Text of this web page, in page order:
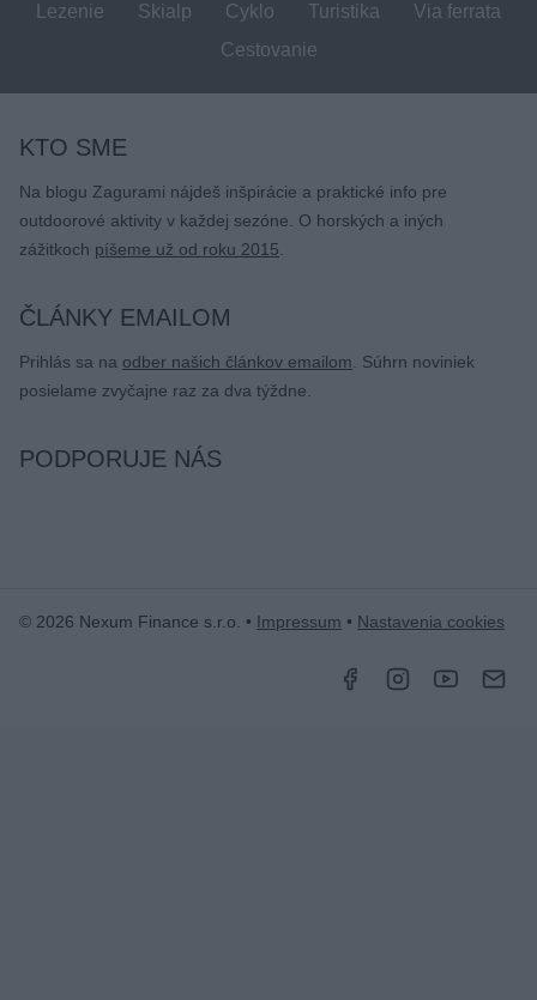
Lezenie Skialp Cyklo Turistika
Via ferrata
Cestovanie
KTO SME
Na blogu Zagurami nájdeš inšpirácie a praktické info pre
outdoorové aktivity v každej sezóne. O horských a iných
zážitkoch píšeme už od roku 2015
ČLÁNKY EMAILOM
Prihlás sa na odber našich článkov emailom . Súhrn noviniek
posielame zvyčajne raz za dva týždne.
PODPORUJE NÁS
© 2026 Nexum Finance s.r.o. • Impressum • Nastavenia cookies